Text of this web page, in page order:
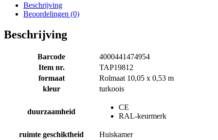
Beschrijving
Beoordelingen (0)
Beschrijving
Barcode
4000441474954
Item nr.
TAP19812
formaat
Rolmaat 10,05 x 0,53 m
kleur
turkoois
duurzaamheid
CE
RAL-keurmerk
ruimte geschiktheid
Huiskamer